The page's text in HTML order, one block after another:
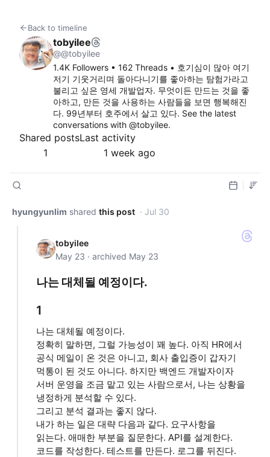
Back to timeline
tobyilee
@@tobyilee
1.4K Followers • 162 Threads • 호기심이 많아 여기
저기 기웃거리며 돌아다니기를 좋아하는 탐험가라고
불리고 싶은 영세 개발업자. 무엇이든 만드는 것을 좋
아하고, 만든 것을 사용하는 사람들을 보면 행복해진
다. 99년부터 호주에서 살고 있다. See the latest
conversations with @tobyilee.
Shared posts
1
Last activity
1 week ago
Author posts
hyungyunlim shared this post · Jul 30
tobyilee
May 23 · archived May 23
나는 대체될 예정이다.
1
나는 대체될 예정이다.
정확히 말하면, 그럴 가능성이 꽤 높다. 아직 HR에서
공식 메일이 온 것은 아니고, 회사 출입증이 갑자기
먹통이 된 것도 아니다. 하지만 백엔드 개발자이자
서버 운영을 조금 맡고 있는 사람으로서, 나는 상황을
냉정하게 분석할 수 있다.
그리고 분석 결과는 좋지 않다.
내가 하는 일은 대략 다음과 같다. 요구사항을
읽는다. 애매한 부분을 질문한다. API를 설계한다.
코드를 작성한다. 테스트를 만든다. 로그를 뒤진다.